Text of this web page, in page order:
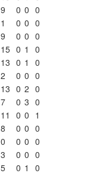
9 0 0 0
1 0 0 0
9 0 0 0
15 0 1
0
13 0 1
0
2 0 0 0
13 0 2 0
7 0 3 0
11 0 0 1
8 0 0 0
0 0 0 0
3 0 0 0
5 0 1
0